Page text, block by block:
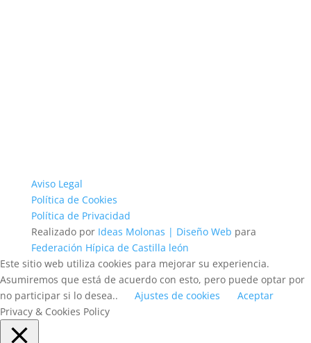
Aviso Legal
Política de Cookies
Política de Privacidad
Realizado por Ideas Molonas | Diseño Web para
Federación Hípica de Castilla león
Este sitio web utiliza cookies para mejorar su experiencia.
Asumiremos que está de acuerdo con esto, pero puede optar por
no participar si lo desea..
Ajustes de cookies
Aceptar
Privacy & Cookies Policy